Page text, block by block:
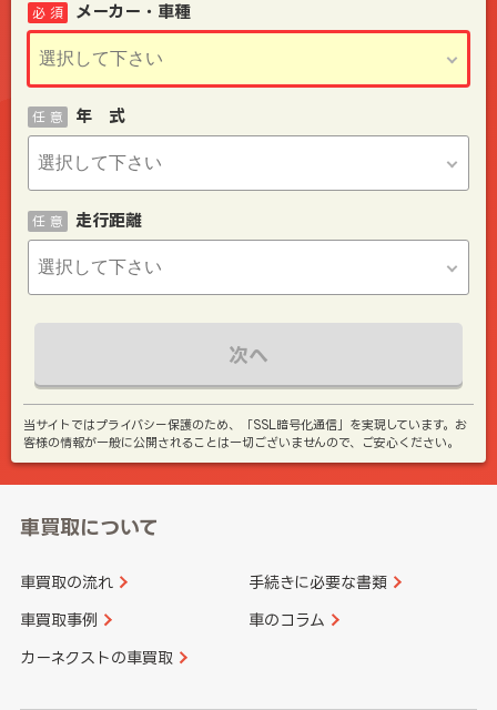
メーカー・車種
必 須
年 式
任 意
走行距離
任 意
次へ
当サイトではプライバシー保護のため、「SSL暗号化通信」を実現しています。お
客様の情報が一般に公開されることは一切ございませんので、ご安心ください。
車買取について
車買取の流れ 手続きに必要な書類
車買取事例 車のコラム
カーネクストの車買取